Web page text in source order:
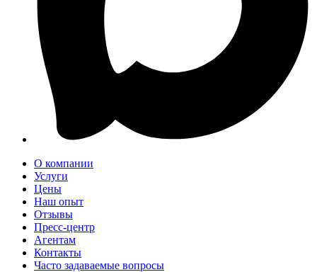
О компании
Услуги
Цены
Наш опыт
Отзывы
Пресс-центр
Агентам
Контакты
Часто задаваемые вопросы